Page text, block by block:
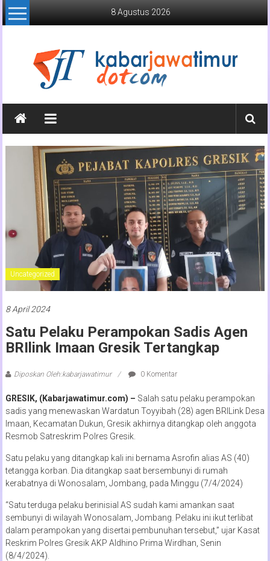
Lompat
ke
8 Agustus 2026
Kabar
Jawa
Timur
Uncategorized
8 April 2024
Satu Pelaku Perampokan Sadis Agen
BRIlink Imaan Gresik Tertangkap
Diposkan Oleh:kabarjawatimur 0 Komentar
GRESIK, (Kabarjawatimur.com) – Salah satu pelaku perampokan
sadis yang menewaskan Wardatun Toyyibah (28) agen BRILink Desa
Imaan, Kecamatan Dukun, Gresik akhirnya ditangkap oleh anggota
Resmob Satreskrim Polres Gresik.
Satu pelaku yang ditangkap kali ini bernama Asrofin alias AS (40)
tetangga korban. Dia ditangkap saat bersembunyi di rumah
kerabatnya di Wonosalam, Jombang, pada Minggu (7/4/2024)
“Satu terduga pelaku berinisial AS sudah kami amankan saat
sembunyi di wilayah Wonosalam, Jombang. Pelaku ini ikut terlibat
dalam perampokan yang disertai pembunuhan tersebut,” ujar Kasat
Reskrim Polres Gresik AKP Aldhino Prima Wirdhan, Senin
(8/4/2024).